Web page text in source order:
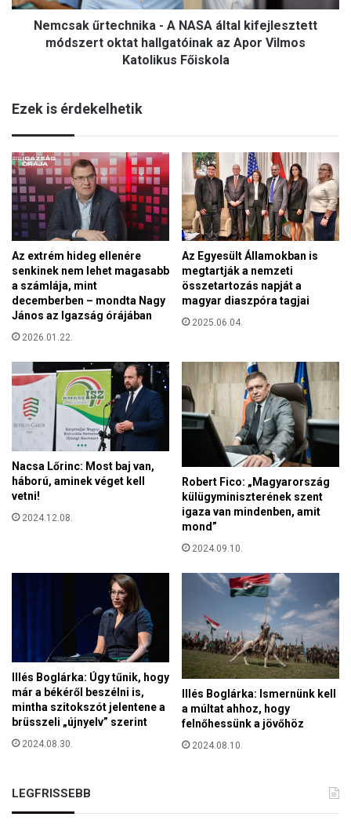
oktat
hallgatóinak
Főiskola
Nemcsak űrtechnika - A NASA által kifejlesztett
módszert oktat hallgatóinak az Apor Vilmos
Katolikus Főiskola
Ezek is érdekelhetik
Az extrém hideg ellenére
senkinek nem lehet magasabb
a számlája, mint
decemberben – mondta Nagy
János az Igazság órájában
2026.01.22.
Az Egyesült Államokban is
megtartják a nemzeti
összetartozás napját a
magyar diaszpóra tagjai
2025.06.04.
Nacsa Lőrinc: Most baj van,
háború, aminek véget kell
vetni!
2024.12.08.
Robert Fico: „Magyarország
külügyminiszterének szent
igaza van mindenben, amit
mond”
2024.09.10.
Illés Boglárka: Úgy tűnik, hogy
már a békéről beszélni is,
mintha szitokszót jelentene a
brüsszeli „újnyelv” szerint
2024.08.30.
Illés Boglárka: Ismernünk kell
a múltat ahhoz, hogy
felnőhessünk a jövőhöz
2024.08.10.
LEGFRISSEBB